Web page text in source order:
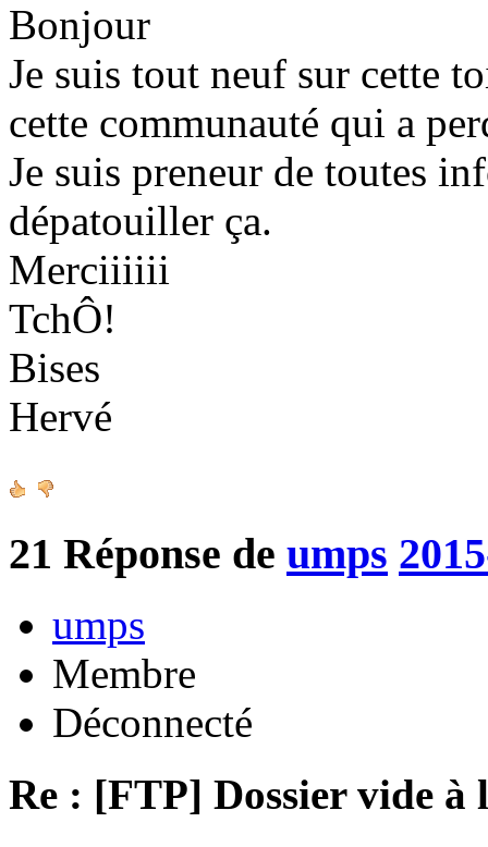
Bonjour
Je suis tout neuf sur cette
cette communauté qui a
Je suis preneur de toutes
dépatouiller ça.
Merciiiiii
TchÔ!
Bises
Hervé
21 Réponse de umps
umps
Membre
Déconnecté
Re : [FTP] Dossier vide à